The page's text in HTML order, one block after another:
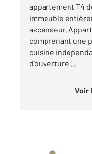
appartement T4
immeuble
ascenseur.
comprenant une
cuisine
d'ouverture ...